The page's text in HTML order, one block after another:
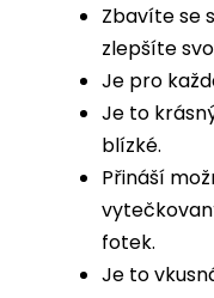
Zbavíte se
zlepšíte
Je pro
Je to
blízké.
Přináší
fotek.
Je to